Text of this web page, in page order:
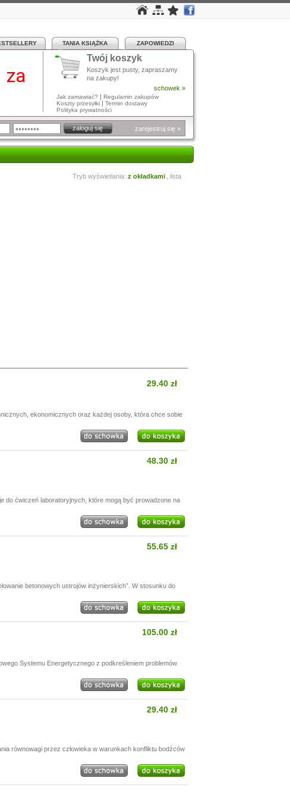
TANIA KSIĄŻKA ZAPOWIEDZI
Twój koszyk
Koszyk jest pusty, zapraszamy
na zakupy!
schowek »
Jak zamawiać? | Regulamin zakupów
Koszty przesyłki | Termin dostawy
Polityka prywatności
zarejestruj się »
Tryb wyświetlania: z okładkami lista
29.40 zł
ekonomicznych oraz każdej osoby, która chce sobie
48.30 zł
do ćwiczeń laboratoryjnych, które mogą być prowadzone na
55.65 zł
betonowych ustrojów inżynierskich”. W stosunku do
105.00 zł
Systemu Energetycznego z podkreśleniem problemów
29.40 zł
równowagi przez człowieka w warunkach konfliktu bodźców